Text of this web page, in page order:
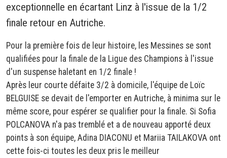
exceptionnelle en écartant Linz à l'issue de la 1/2
finale retour en Autriche.
Pour la première fois de leur histoire, les Messines se sont
qualifiées pour la finale de la Ligue des Champions à l'issue
d'un suspense haletant en 1/2 finale !
Après leur courte défaite 3/2 à domicile, l'équipe de Loïc
BELGUISE se devait de l'emporter en Autriche, à minima sur le
même score, pour espérer se qualifier pour la finale. Si Sofia
POLCANOVA n'a pas tremblé et a de nouveau apporté deux
points à son équipe, Adina DIACONU et Mariia TAILAKOVA ont
cette fois-ci toutes les deux pris le meilleur